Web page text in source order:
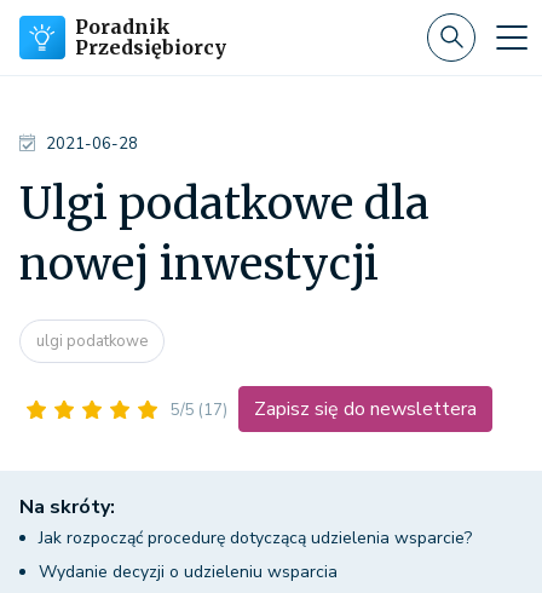
Poradnik
Przedsiębiorcy
2021-06-28
Ulgi podatkowe dla
nowej inwestycji
ulgi podatkowe
5/5 (17) Zapisz się do newslettera
Na skróty:
Jak rozpocząć procedurę dotyczącą udzielenia wsparcie?
Wydanie decyzji o udzieleniu wsparcia